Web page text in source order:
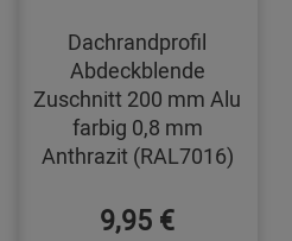
Dachrandprofil
Abdeckblende
Zuschnitt 200 mm Alu
farbig 0,8 mm
Anthrazit (RAL7016)
9,95 €